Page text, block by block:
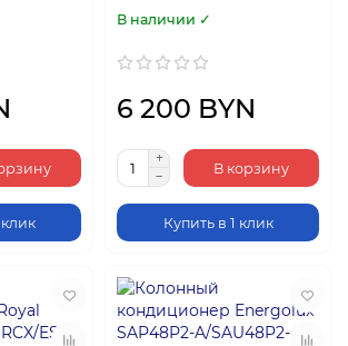
В наличии ✓
6 200 BYN
В корзину
Купить в 1 клик